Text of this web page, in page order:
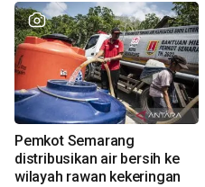
Pemkot Semarang
distribusikan air bersih ke
wilayah rawan kekeringan